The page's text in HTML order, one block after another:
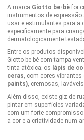
A marca Giotto be‑bè foi
instrumentos de
usar e estimulantes para a
especificamente para
dermatologicamente
Entre os produtos
Giotto be-bè com tampa
tinta atóxica; os lápis de
ceras, com cores vibrantes
paints), cremosas,
Além disso, existe giz de
pintar em superfícies
com um forte
a cor e a criatividade num